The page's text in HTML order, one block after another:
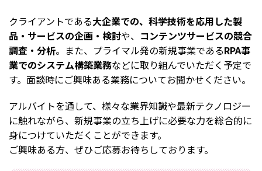
クライアントである大企業での、科学技術を応用した製
品・サービスの企画・検討や、 コンテンツサービスの競合
調査・分析。また、プライマル発の新規事業であるRPA事
業でのシステム構築業務などに取り組んでいただく予定で
す。面談時にご興味ある業務についてお聞かせください。
アルバイトを通して、様々な業界知識や最新テクノロジー
に触れながら、新規事業の立ち上げに必要な力を総合的に
身につけていただくことができます。
ご興味ある方、ぜひご応募お待ちしております。